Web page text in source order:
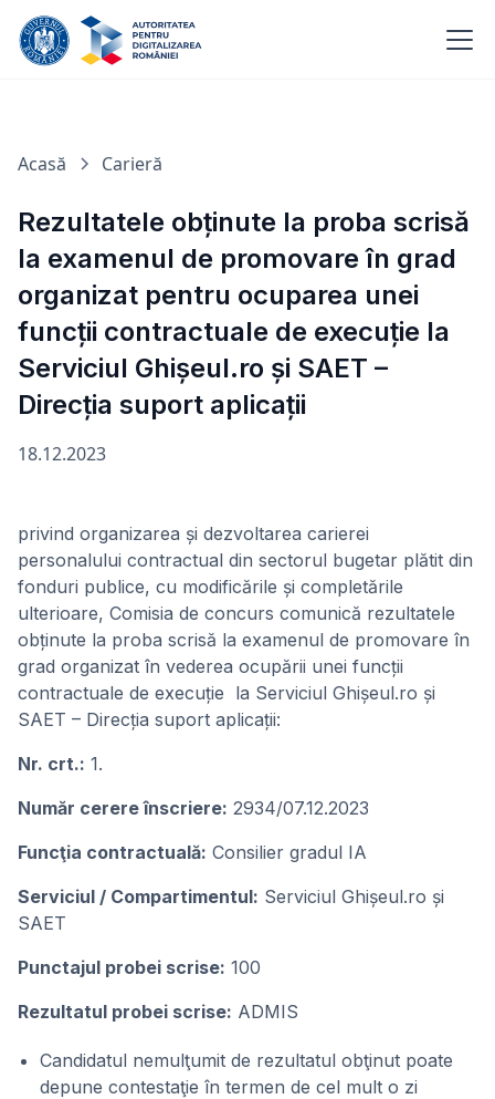
Acasă Carieră
Rezultatele obținute la proba scrisă
la examenul de promovare în grad
organizat pentru ocuparea unei
funcții contractuale de execuție la
Serviciul Ghișeul.ro și SAET –
Direcția suport aplicații
18.12.2023
privind organizarea și dezvoltarea carierei
personalului contractual din sectorul bugetar plătit din
fonduri publice, cu modificările și completările
ulterioare, Comisia de concurs comunică rezultatele
obținute la proba scrisă la examenul de promovare în
grad organizat în vederea ocupării unei funcții
contractuale de execuție la Serviciul Ghișeul.ro și
SAET – Direcția suport aplicații:
Nr. crt.: 1.
Număr cerere înscriere: 2934/07.12.2023
Funcţia contractuală: Consilier gradul IA
Serviciul / Compartimentul: Serviciul Ghișeul.ro și
SAET
Punctajul probei scrise: 100
Rezultatul probei scrise: ADMIS
Candidatul nemulţumit de rezultatul obţinut poate
depune contestaţie în termen de cel mult o zi